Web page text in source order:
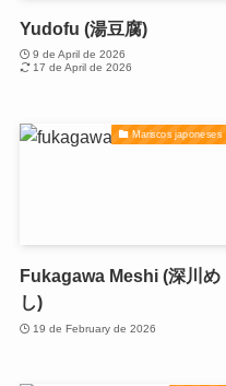
Yudofu (湯豆腐)
9 de April de 2026
17 de April de 2026
Mariscos japoneses
Fukagawa Meshi (深川め
し)
19 de February de 2026